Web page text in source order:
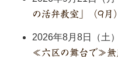
の活弁教室」（9月）
2026年8月8日（土
≪六区の舞台で≫無